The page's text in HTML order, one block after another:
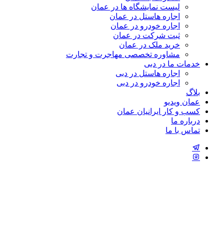
لیست نمایشگاه ها در عمان
اجاره هاستل در عمان
اجاره خودرو در عمان
ثبت شرکت در عمان
خرید ملک در عمان
مشاوره تخصصی مهاجرت و تجارت
خدمات ما در دبی
اجاره هاستل در دبی
اجاره خودرو در دبی
بلاگ
عمان ویدیو
کسب و کار ایرانیان عمان
درباره ما
تماس با ما